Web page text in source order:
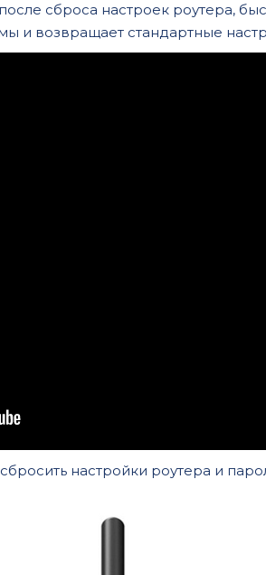
сброса настроек роутера,
и возвращает стандартные
настройки роутера и